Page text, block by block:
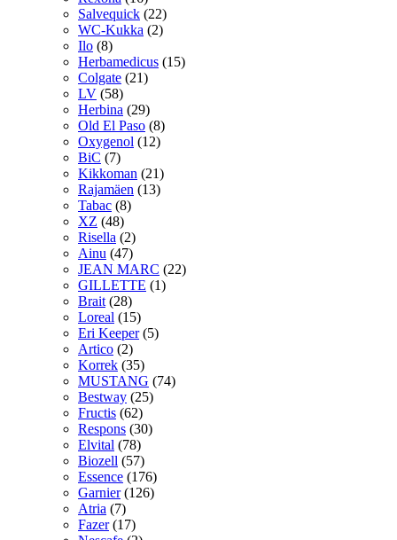
Salvequick (22)
WC-Kukka (2)
Ilo (8)
Herbamedicus (15)
Colgate (21)
LV (58)
Herbina (29)
Old El Paso (8)
Oxygenol (12)
BiC (7)
Kikkoman (21)
Rajamäen (13)
Tabac (8)
XZ (48)
Risella (2)
Ainu (47)
JEAN MARC (22)
GILLETTE (1)
Brait (28)
Loreal (15)
Eri Keeper (5)
Artico (2)
Korrek (35)
MUSTANG (74)
Bestway (25)
Fructis (62)
Respons (30)
Elvital (78)
Biozell (57)
Essence (176)
Garnier (126)
Atria (7)
Fazer (17)